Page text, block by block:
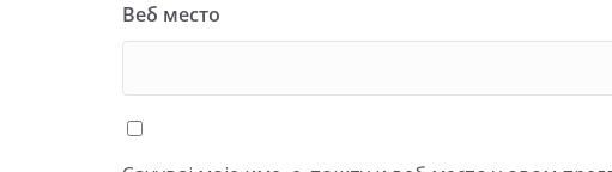
Веб место